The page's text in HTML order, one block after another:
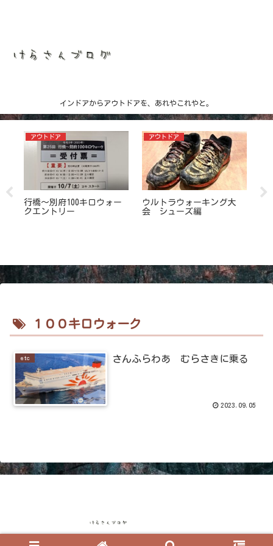
インドアからアウトドアを、あれやこれやと。
アウトドア
行橋～別府100キロウォー
クエントリー
アウトドア
ウルトラウォーキング大
会 シューズ編
１００キロウォーク
etc さんふらわあ むらさきに乗る
2023.09.05